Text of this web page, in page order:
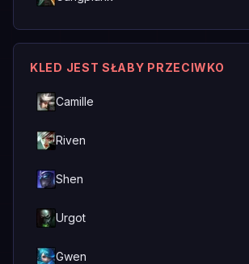
KLED JEST SŁABY PRZECIWKO
Camille
Riven
Shen
Urgot
Gwen